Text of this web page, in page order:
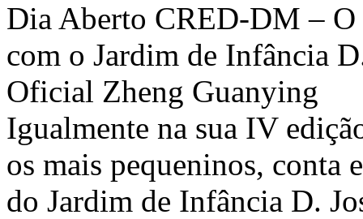
Dia Aberto CRED-DM – O
com o Jardim de Infância
Oficial Zheng Guanying
Igualmente na sua IV
os mais pequeninos, conta
do Jardim de Infância D.